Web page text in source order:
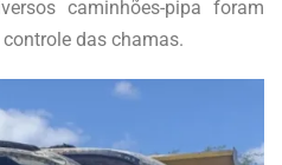
caminhões-pipa foram
das chamas.